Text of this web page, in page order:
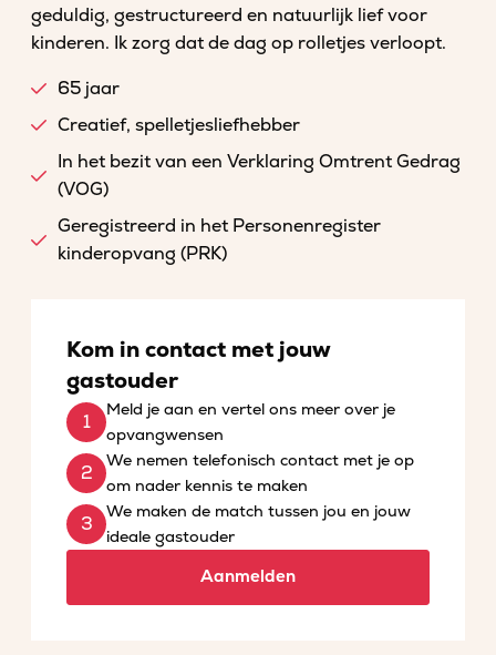
geduldig, gestructureerd en natuurlijk lief voor
kinderen. Ik zorg dat de dag op rolletjes verloopt.
65 jaar
Creatief, spelletjesliefhebber
In het bezit van een Verklaring Omtrent Gedrag
(VOG)
Geregistreerd in het Personenregister
kinderopvang (PRK)
Kom in contact met jouw
gastouder
Meld je aan en vertel ons meer over je
opvangwensen
We nemen telefonisch contact met je op
om nader kennis te maken
We maken de match tussen jou en jouw
ideale gastouder
Aanmelden